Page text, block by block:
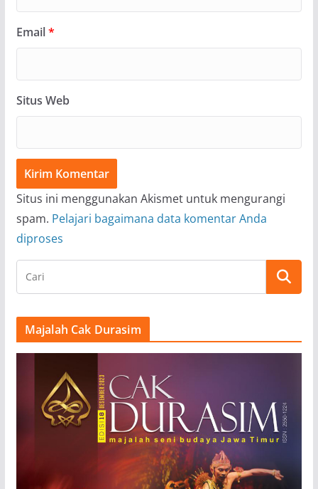
Email*
Situs Web
Situs ini menggunakan Akismet untuk mengurangi
spam. Pelajari bagaimana data komentar Anda
diproses
Majalah Cak Durasim